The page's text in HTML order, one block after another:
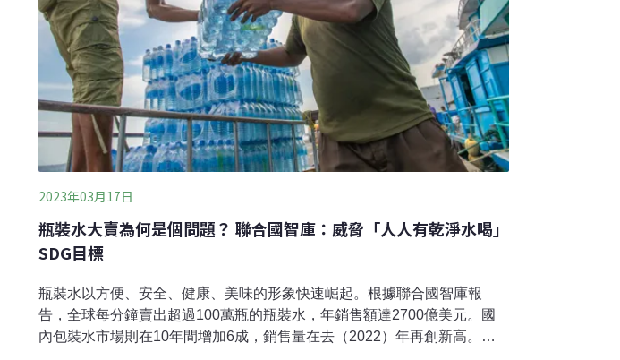
2023年03月17日
瓶裝水大賣為何是個問題？ 聯合國智庫：威脅「人人有乾淨水喝」
SDG目標
瓶裝水以方便、安全、健康、美味的形象快速崛起。根據聯合國智庫報
告，全球每分鐘賣出超過100萬瓶的瓶裝水，年銷售額達2700億美元。國
內包裝水市場則在10年間增加6成，銷售量在去（2022）年再創新高。但